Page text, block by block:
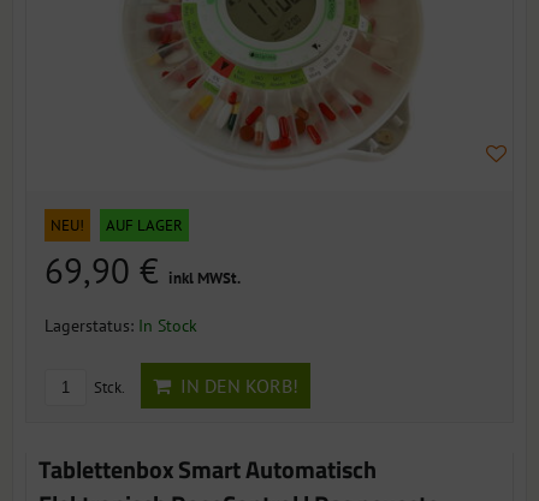
NEU! AUF LAGER
69,90 € inkl MWSt.
Lagerstatus: In Stock
Stck. IN DEN KORB!
Tablettenbox Smart Automatisch